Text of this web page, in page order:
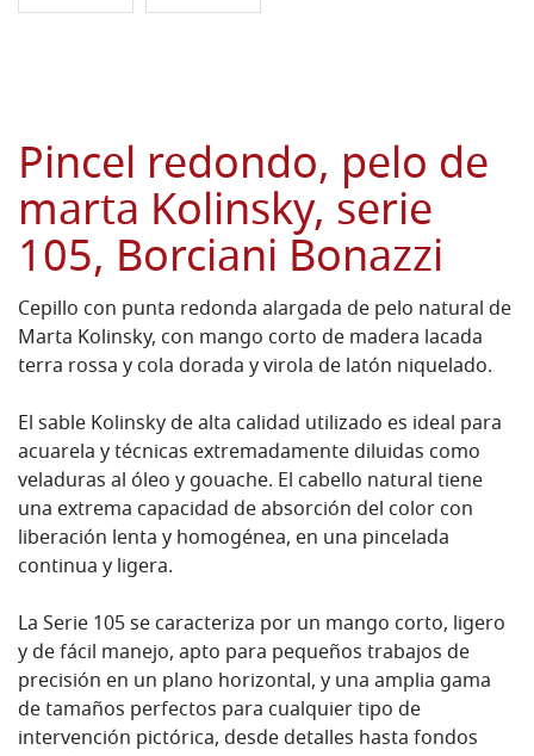
Pincel redondo, pelo de
marta Kolinsky, serie
105, Borciani Bonazzi
Cepillo con punta redonda alargada de pelo natural de
Marta Kolinsky, con mango corto de madera lacada
terra rossa y cola dorada y virola de latón niquelado.
El sable Kolinsky de alta calidad utilizado es ideal para
acuarela y técnicas extremadamente diluidas como
veladuras al óleo y gouache. El cabello natural tiene
una extrema capacidad de absorción del color con
liberación lenta y homogénea, en una pincelada
continua y ligera.
La Serie 105 se caracteriza por un mango corto, ligero
y de fácil manejo, apto para pequeños trabajos de
precisión en un plano horizontal, y una amplia gama
de tamaños perfectos para cualquier tipo de
intervención pictórica, desde detalles hasta fondos